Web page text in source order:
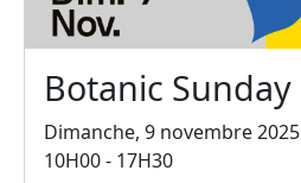
Botanic Sunday
Dimanche, 9 novembre 2025
10H00 - 17H30